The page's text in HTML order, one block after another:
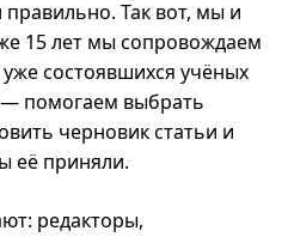
правильно. Так вот, мы и
15 лет мы сопровождаем
состоявшихся учёных
— помогаем выбрать
черновик статьи и
её приняли.
редакторы,